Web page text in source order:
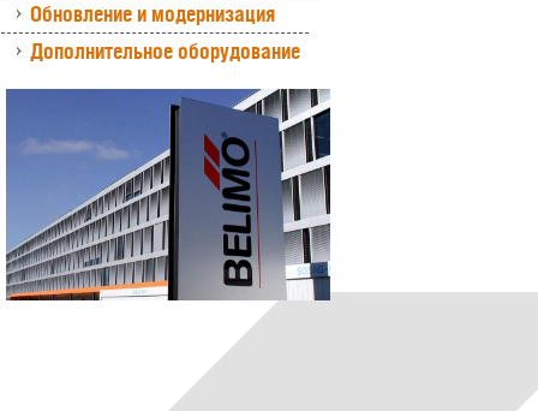
Обновление и модернизация
Дополнительное оборудование